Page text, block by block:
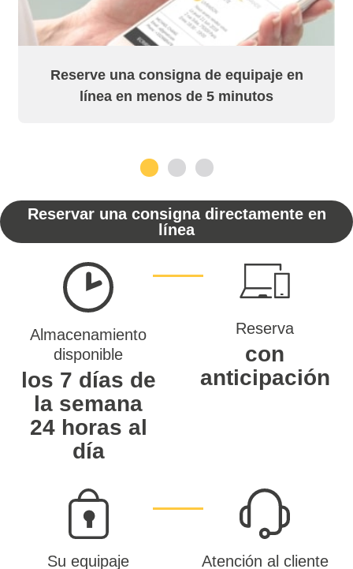
Reserve una consigna de equipaje en
línea en menos de 5 minutos
Reservar una consigna directamente en
línea
Almacenamiento
disponible
los 7 días de
la semana
24 horas al
día
Reserva
con
anticipación
Su equipaje Atención al cliente